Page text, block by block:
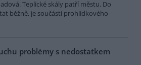
Teplické skály patří městu. Do
běžně, je součástí prohlídkového
problémy s nedostatkem